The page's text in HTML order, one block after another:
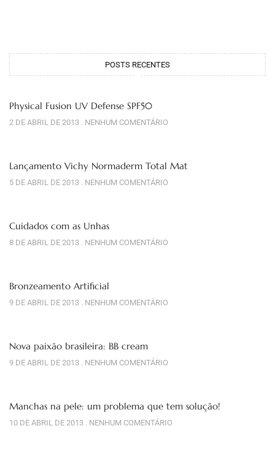
POSTS RECENTES
Physical Fusion UV Defense SPF50
2 DE ABRIL DE 2013 NENHUM COMENTÁRIO
Lançamento Vichy Normaderm Total Mat
5 DE ABRIL DE 2013 NENHUM COMENTÁRIO
Cuidados com as Unhas
8 DE ABRIL DE 2013 NENHUM COMENTÁRIO
Bronzeamento Artificial
9 DE ABRIL DE 2013 NENHUM COMENTÁRIO
Nova paixão brasileira: BB cream
9 DE ABRIL DE 2013 NENHUM COMENTÁRIO
Manchas na pele: um problema que tem solução!
10 DE ABRIL DE 2013 NENHUM COMENTÁRIO